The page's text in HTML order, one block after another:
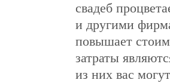
свадеб
и другими
повышает
затраты
из них вас